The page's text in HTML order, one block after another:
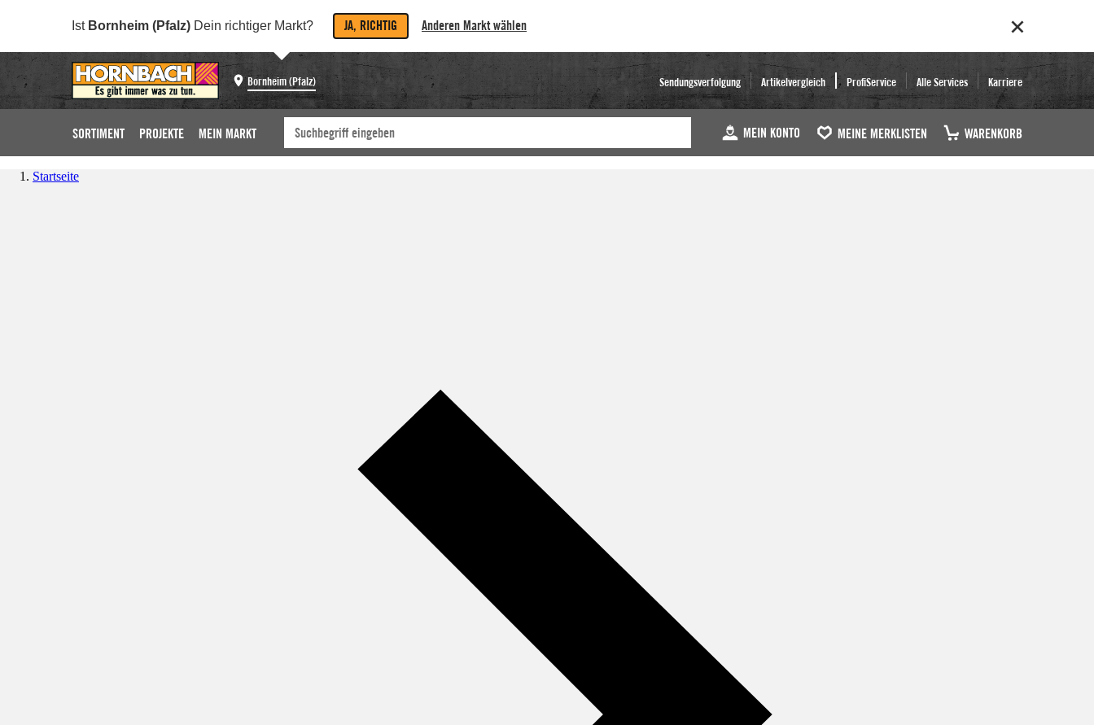
Ist Bornheim (Pfalz) Dein richtiger Markt? JA, RICHTIG Anderen Markt wählen
Bornheim (Pfalz) Sendungsverfolgung Artikelvergleich ProfiService Alle Services Karriere
SORTIMENT PROJEKTE MEIN MARKT MEIN KONTO MEINE MERKLISTEN WARENKORB
Startseite